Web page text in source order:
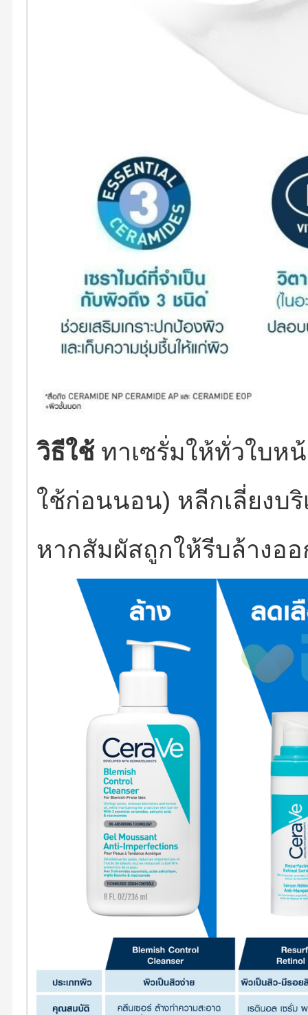
วิธีใช้ทาเซรั่มให้ทั่วใบห
ใช้ก่อนนอน) หลีกเลี่ยงบ
หากสัมผัสถูกให้รีบล้างอ